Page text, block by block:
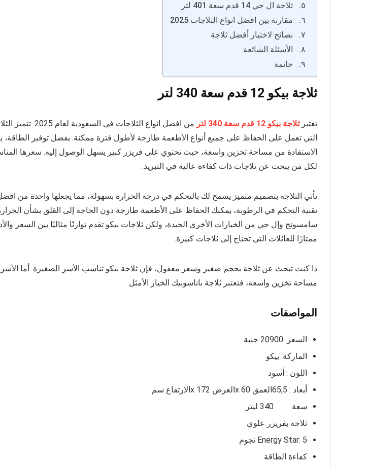
ثلاجة ال جي 14 قدم سعة 401 لتر
مقارنة بين افضل انواع الثلاجات 2025
نصائح لاختيار أفضل ثلاجة
الأسئلة الشائعة
خاتمة
ثلاجة بيكو 12 قدم سعة 340 لتر
تعتبرثلاجة بيكو 12 قدم سعة 340 لتر
من افضل انواع الثلاجات
التي تعمل على الحفاظ على جميع أنواع الأطعمة طازجة لأطول فترة ممكنة. بفضل توفير الطاقة،
الاستفادة من مساحة تخزين واسعة، حيث تحتوي على فريزر كبير يسهل الوصول إليه. سعرها المناسب
لكل من يبحث عن ثلاجات ذات كفاءة عالية في التبريد.
تأتي الثلاجة بتصميم متميز يسمح لك بالتحكم في درجة الحرارة بسهولة، مما يجعلها واحدة من
تقنية التحكم في الرطوبة، يمكنك الحفاظ على الأطعمة طازجة دون الحاجة إلى القلق بشأن الحرارة
سامسونج وإل جي من الخيارات الأخرى الجيدة، ولكن ثلاجات بيكو تقدم توازنًا مثاليًا بين السعر
ممتازًا للعائلات التي تحتاج إلى ثلاجات كبيرة.
ذا كنت تبحث عن ثلاجة بحجم صغير وسعر معقول، فإن ثلاجة بيكو تناسب الأسر الصغيرة. أما الأسر
مساحة تخزين واسعة، فتعتبر ثلاجة باناسونيك الخيار الأمثل
المواصفات
السعر: 20900 جنية
الماركة: بيكو
اللون : أسود
أبعاد : 65,5العمق x 60العرض x 172الارتفاع سم
سعة 340 ليتر
ثلاجة بفريزر علوي
Energy Star: 5 نجوم
كفاءة الطاقة